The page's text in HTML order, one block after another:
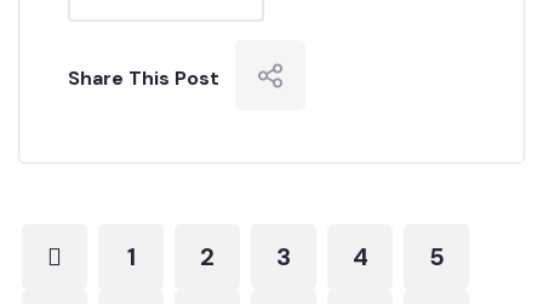
Share This Post
1 2 3 4 5